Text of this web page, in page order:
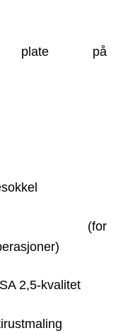
plate på
(for
2,5-kvalitet